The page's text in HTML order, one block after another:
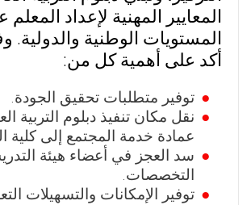
المعايير المهنية لإعداد المعلم
المستويات الوطنية والدولية.
أكد على أهمية كل من:
توفير متطلبات تحقيق الجودة.
نقل مكان تنفيذ دبلوم التربية
عمادة خدمة المجتمع إلى كلية
سد العجز في أعضاء هيئة
التخصصات.
توفير الإمكانات والتسهيلات